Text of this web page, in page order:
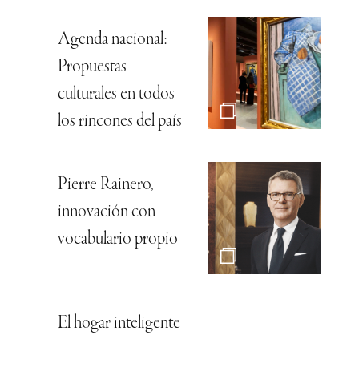
Agenda nacional:
Propuestas
culturales en todos
los rincones del país
Pierre Rainero,
innovación con
vocabulario propio
El hogar inteligente